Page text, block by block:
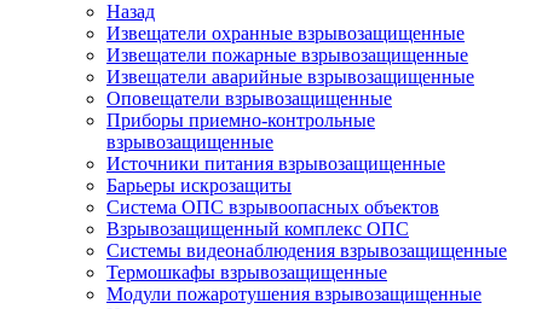
Назад
Извещатели охранные взрывозащищенные
Извещатели пожарные взрывозащищенные
Извещатели аварийные взрывозащищенные
Оповещатели взрывозащищенные
Приборы приемно-контрольные
взрывозащищенные
Источники питания взрывозащищенные
Барьеры искрозащиты
Система ОПС взрывоопасных объектов
Взрывозащищенный комплекс ОПС
Системы видеонаблюдения взрывозащищенные
Термошкафы взрывозащищенные
Модули пожаротушения взрывозащищенные